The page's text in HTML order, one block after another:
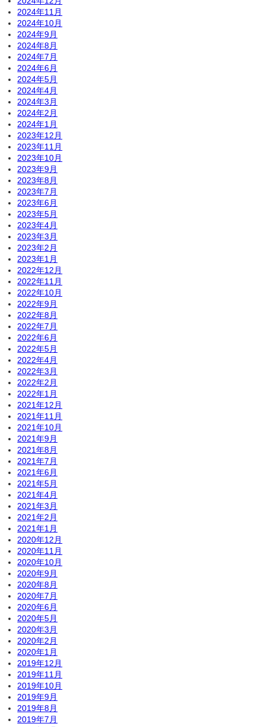
2024年11月
2024年10月
2024年9月
2024年8月
2024年7月
2024年6月
2024年5月
2024年4月
2024年3月
2024年2月
2024年1月
2023年12月
2023年11月
2023年10月
2023年9月
2023年8月
2023年7月
2023年6月
2023年5月
2023年4月
2023年3月
2023年2月
2023年1月
2022年12月
2022年11月
2022年10月
2022年9月
2022年8月
2022年7月
2022年6月
2022年5月
2022年4月
2022年3月
2022年2月
2022年1月
2021年12月
2021年11月
2021年10月
2021年9月
2021年8月
2021年7月
2021年6月
2021年5月
2021年4月
2021年3月
2021年2月
2021年1月
2020年12月
2020年11月
2020年10月
2020年9月
2020年8月
2020年7月
2020年6月
2020年5月
2020年3月
2020年2月
2020年1月
2019年12月
2019年11月
2019年10月
2019年9月
2019年8月
2019年7月